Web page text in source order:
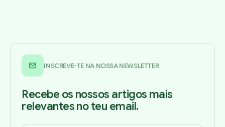
INSCREVE-TE NA NOSSA NEWSLETTER
Recebe os nossos artigos mais
relevantes no teu email.